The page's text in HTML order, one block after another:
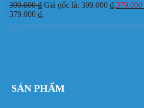
399.000₫ Giá gốc là: 399.000 ₫.379.000
379.000 ₫.
SẢN PHẨM